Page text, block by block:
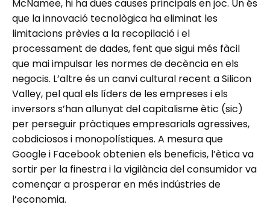
McNamee, hi ha dues causes principals en joc. Un és
que la innovació tecnològica ha eliminat les
limitacions prèvies a la recopilació i el
processament de dades, fent que sigui més fàcil
que mai impulsar les normes de decència en els
negocis. L’altre és un canvi cultural recent a Silicon
Valley, pel qual els líders de les empreses i els
inversors s’han allunyat del capitalisme ètic (sic)
per perseguir pràctiques empresarials agressives,
cobdiciosos i monopolístiques. A mesura que
Google i Facebook obtenien els beneficis, l’ètica va
sortir per la finestra i la vigilància del consumidor va
començar a prosperar en més indústries de
l’economia.